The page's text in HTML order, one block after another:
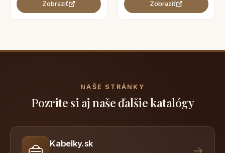
Zobraziť Zobraziť
NAŠE STRÁNKY
Pozrite si aj naše ďalšie katalógy
Kabelky.sk →